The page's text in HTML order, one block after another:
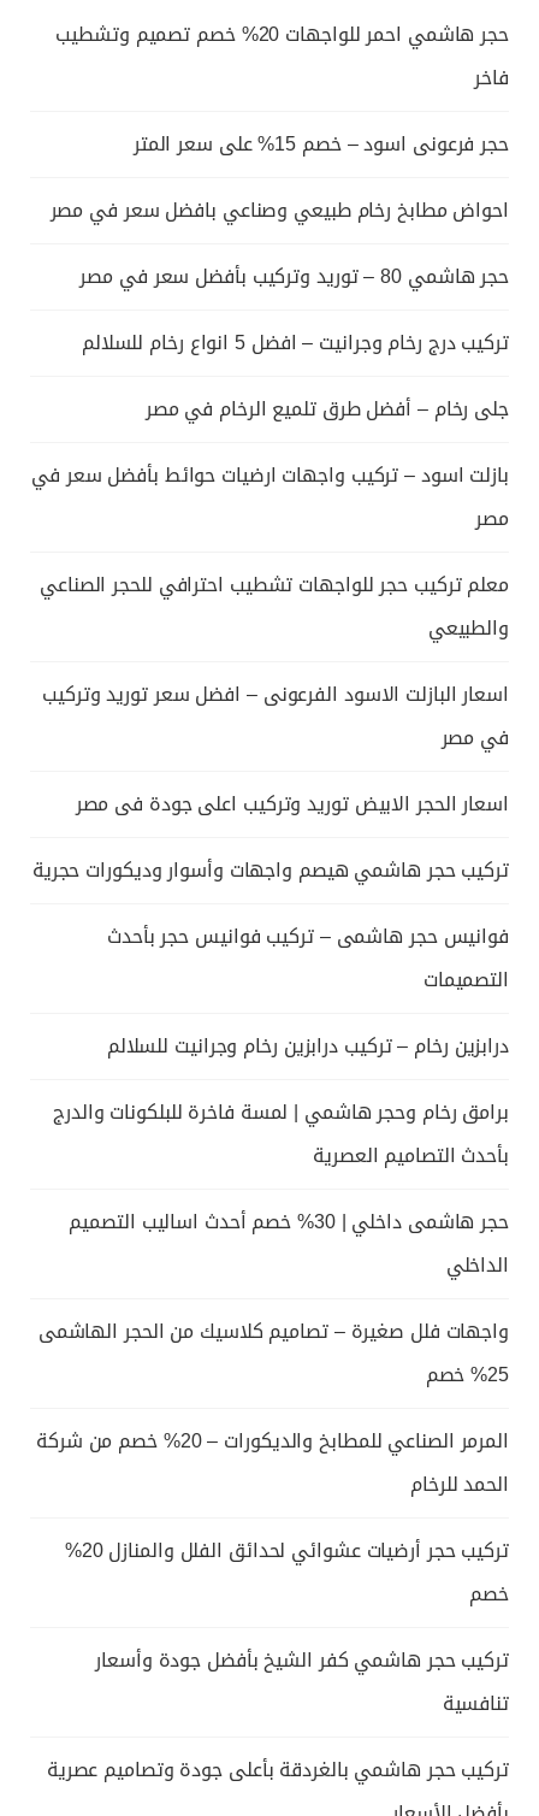
حجر هاشمي احمر للواجهات 20% خصم تصميم وتشطيب
فاخر
حجر فرعونى اسود – خصم 15% على سعر المتر
احواض مطابخ رخام طبيعي وصناعي بافضل سعر في مصر
حجر هاشمي 80 – توريد وتركيب بأفضل سعر في مصر
تركيب درج رخام وجرانيت – افضل 5 انواع رخام للسلالم
جلى رخام – أفضل طرق تلميع الرخام في مصر
بازلت اسود – تركيب واجهات ارضيات حوائط بأفضل سعر في
مصر
معلم تركيب حجر للواجهات تشطيب احترافي للحجر الصناعي
والطبيعي
اسعار البازلت الاسود الفرعونى – افضل سعر توريد وتركيب
في مصر
اسعار الحجر الابيض توريد وتركيب اعلى جودة فى مصر
تركيب حجر هاشمي هيصم واجهات وأسوار وديكورات حجرية
فوانيس حجر هاشمى – تركيب فوانيس حجر بأحدث
التصميمات
درابزين رخام – تركيب درابزين رخام وجرانيت للسلالم
برامق رخام وحجر هاشمي | لمسة فاخرة للبلكونات والدرج
بأحدث التصاميم العصرية
حجر هاشمى داخلي | 30% خصم أحدث اساليب التصميم
الداخلي
واجهات فلل صغيرة – تصاميم كلاسيك من الحجر الهاشمى
25% خصم
المرمر الصناعي للمطابخ والديكورات – 20% خصم من شركة
الحمد للرخام
تركيب حجر أرضيات عشوائي لحدائق الفلل والمنازل 20%
خصم
تركيب حجر هاشمي كفر الشيخ بأفضل جودة وأسعار
تنافسية
تركيب حجر هاشمي بالغردقة بأعلى جودة وتصاميم عصرية